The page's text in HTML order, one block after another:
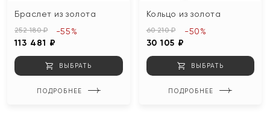
Браслет из золота
252 180 ₽
113 481 ₽
-55%
ВЫБРАТЬ
ПОДРОБНЕЕ
Кольцо из золота
60 210 ₽
30 105 ₽
-50%
ВЫБРАТЬ
ПОДРОБНЕЕ